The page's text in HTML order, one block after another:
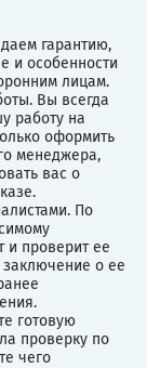
гарантию,
и особенности
лицам.
Вы всегда
работу на
оформить
менеджера,
вас о
По
и проверит ее
о ее
готовую
проверку по
чего